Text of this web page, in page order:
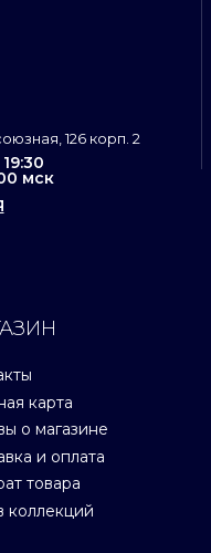
карта
о магазине
и оплата
товара
коллекций
126 корп. 2
мск